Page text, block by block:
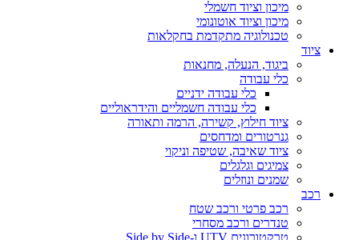
מיכון וציוד חשמלי
מיכון וציוד אוטונומי
טכנולוגיה מתקדמת בחקלאות
ציוד
ביגוד, הנעלה, מחנאות
כלי עבודה
כלי עבודה ידניים
כלי עבודה חשמליים והידראוליים
ציוד חילוץ, קשירה, הרמה ותאורה
גנרטורים ומדחסים
ציוד שאיבה, שטיפה וניקוי
צמיגים וגלגלים
שמנים ונוזלים
רכב
רכב פרטי ורכב שטח
טנדרים ורכב מסחרי
טרקטורונים UTV ו-Side by Side